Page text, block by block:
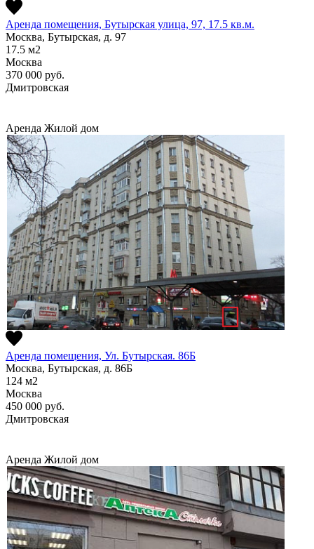
Аренда помещения, Бутырская улица, 97, 17.5 кв.м.
Москва, Бутырская, д. 97
17.5 м2
Москва
370 000 руб.
Дмитровская
Аренда Жилой дом
Аренда помещения, Ул. Бутырская. 86Б
Москва, Бутырская, д. 86Б
124 м2
Москва
450 000 руб.
Дмитровская
Аренда Жилой дом